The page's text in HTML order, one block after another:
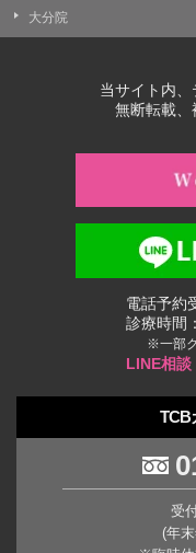
大分院
当サイト内
無断転載、
電話予約
診療時間
※一部
LINE相談
TCB
受
(年